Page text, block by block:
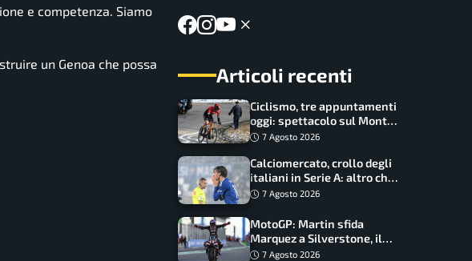
e competenza. Siamo
un Genoa che possa
Articoli recenti
Ciclismo, tre appuntamenti
oggi: spettacolo sul Mont
Ventoux, orari e come
7 Agosto 2026
Calciomercato, crollo degli
italiani in Serie A: altro che
svolta dopo il Mondiale
7 Agosto 2026
MotoGP: Martin sfida
Marquez a Silverstone, il
programma e gli orari
7 Agosto 2026